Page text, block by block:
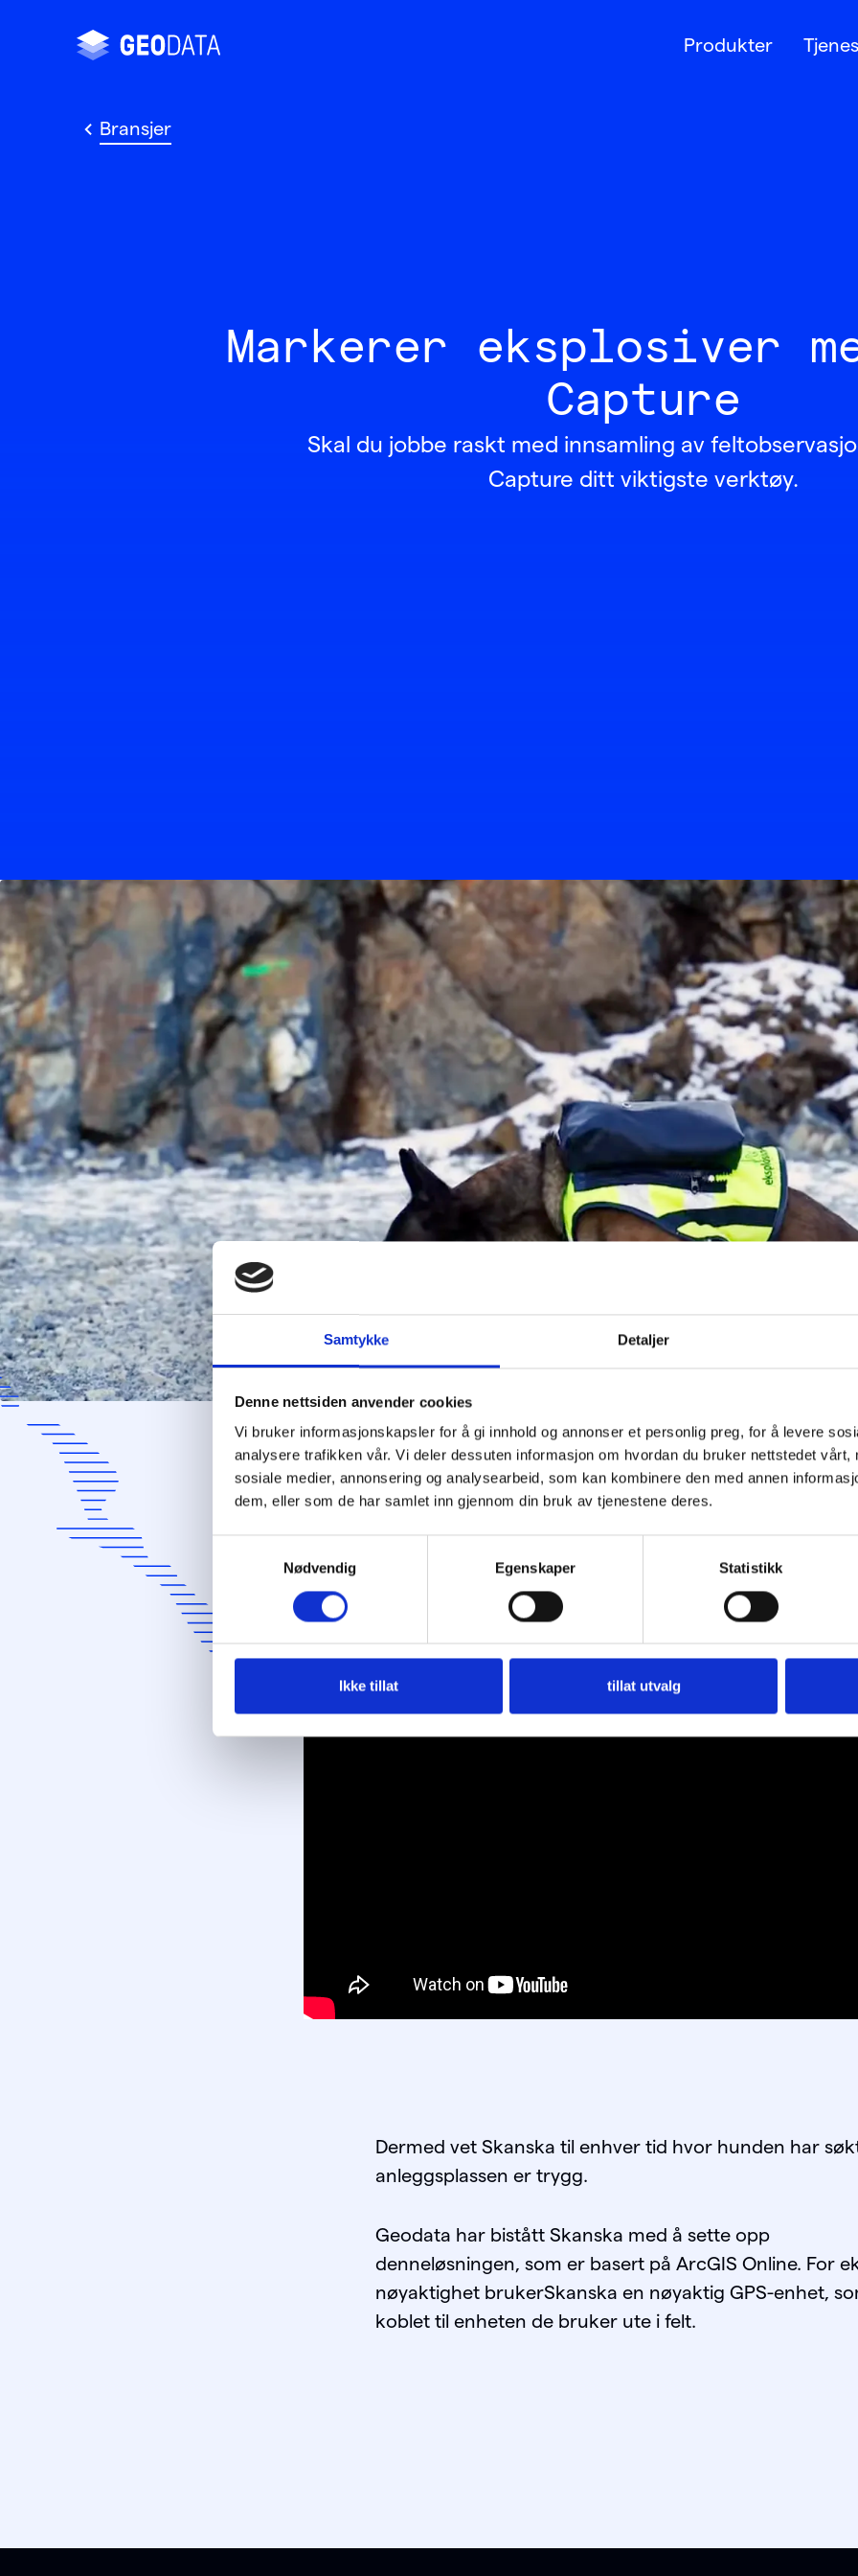
Samtykke Detaljer
Denne nettsiden anvender cookies
Vi bruker informasjonskapsler for å gi innhold og annonser et personlig preg, for å levere
analysere trafikken vår. Vi deler dessuten informasjon om hvordan du bruker nettstedet vårt,
sosiale medier, annonsering og analysearbeid, som kan kombinere den med annen
dem, eller som de har samlet inn gjennom din bruk av tjenestene deres.
Nødvendig
Egenskaper Statistikk
Ikke tillat tillat utvalg
Produkter
Bransjer
Markerer eksplosiver
Capture
Skal du jobbe raskt med innsamling av
Capture ditt viktigste verktøy.
som dronen din flyr over et område som du inspiserer
som i eksemplet under – mens hunder leter etter
et større veiprosjekt for Skanska.
Her brukerSkanskasøk med hund for å sikre at
eksplosiver ikke ligger igjen etter sprengningsarbeid.
Hundens søk og markeringer blir registrert i appen, og
dataene oppdateres direkte i kartsystemet.
Dermed vet Skanska til enhver tid hvor hunden har
anleggsplassen er trygg.
Geodata har bistått Skanska med å sette opp
denneløsningen, som er basert på ArcGIS Online. For
nøyaktighet brukerSkanska en nøyaktig GPS-enhet,
koblet til enheten de bruker ute i felt.